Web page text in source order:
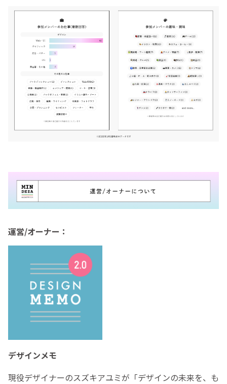
運営/オーナー：
デザインメモ
現役デザイナーのスズキアユミが「デザインの未来を、も